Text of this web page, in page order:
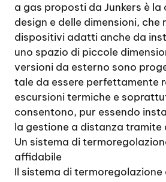
a gas proposti da Junkers è
design e delle dimensioni, che
dispositivi adatti anche da
uno spazio di piccole
versioni da esterno sono
tale da essere perfettamente
escursioni termiche e
consentono, pur essendo
la gestione a distanza tramite
Un sistema di
affidabile
Il sistema di termoregolazione